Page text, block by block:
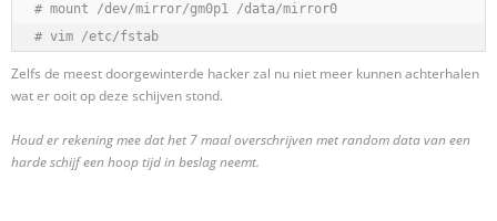
# mount /dev/mirror/gm0p1 /data/mirror0
# vim /etc/fstab
Zelfs de meest doorgewinterde hacker zal nu niet meer kunnen achterhalen
wat er ooit op deze schijven stond.
Houd er rekening mee dat het 7 maal overschrijven met random data van een
harde schijf een hoop tijd in beslag neemt.